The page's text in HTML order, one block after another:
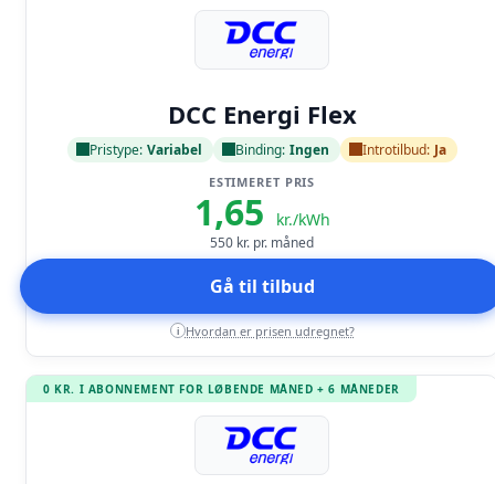
DCC Energi Flex
Pristype: Variabel Binding: Ingen Introtilbud: Ja
ESTIMERET PRIS
1,65 kr./kWh
550 kr. pr. måned
Gå til tilbud
i Hvordan er prisen udregnet?
0 KR. I ABONNEMENT FOR LØBENDE MÅNED + 6 MÅNEDER